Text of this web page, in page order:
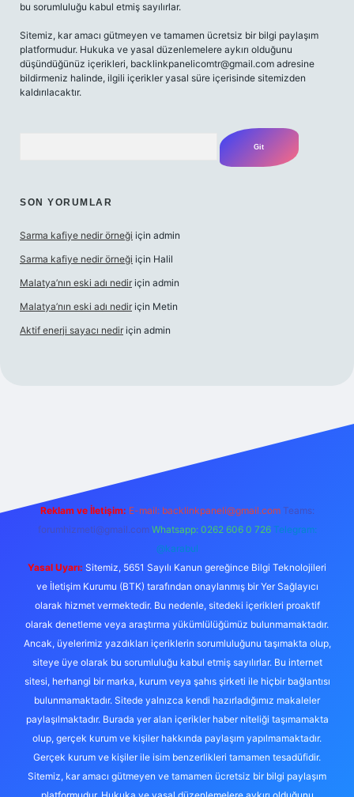
bu sorumluluğu kabul etmiş sayılırlar.
Sitemiz, kar amacı gütmeyen ve tamamen ücretsiz bir bilgi paylaşım
platformudur. Hukuka ve yasal düzenlemelere aykırı olduğunu
düşündüğünüz içerikleri, backlinkpanelicomtr@gmail.com adresine
bildirmeniz halinde, ilgili içerikler yasal süre içerisinde sitemizden
kaldırılacaktır.
SON YORUMLAR
Sarma kafiye nedir örneği için admin
Sarma kafiye nedir örneği için Halil
Malatya’nın eski adı nedir için admin
Malatya’nın eski adı nedir için Metin
Aktif enerji sayacı nedir için admin
Reklam ve İletişim: E-mail: backlinkpaneli@gmail.com Teams:
forumhizmeti@gmail.com Whatsapp: 0262 606 0 726 Telegram:
@karabul
Yasal Uyarı: Sitemiz, 5651 Sayılı Kanun gereğince Bilgi Teknolojileri
ve İletişim Kurumu (BTK) tarafından onaylanmış bir Yer Sağlayıcı
olarak hizmet vermektedir. Bu nedenle, sitedeki içerikleri proaktif
olarak denetleme veya araştırma yükümlülüğümüz bulunmamaktadır.
Ancak, üyelerimiz yazdıkları içeriklerin sorumluluğunu taşımakta olup,
siteye üye olarak bu sorumluluğu kabul etmiş sayılırlar. Bu internet
sitesi, herhangi bir marka, kurum veya şahıs şirketi ile hiçbir bağlantısı
bulunmamaktadır. Sitede yalnızca kendi hazırladığımız makaleler
paylaşılmaktadır. Burada yer alan içerikler haber niteliği taşımamakta
olup, gerçek kurum ve kişiler hakkında paylaşım yapılmamaktadır.
Gerçek kurum ve kişiler ile isim benzerlikleri tamamen tesadüfidir.
Sitemiz, kar amacı gütmeyen ve tamamen ücretsiz bir bilgi paylaşım